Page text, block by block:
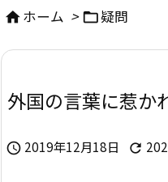
ホーム > 疑問
外国の言葉に惹か
 2019年12月18日 